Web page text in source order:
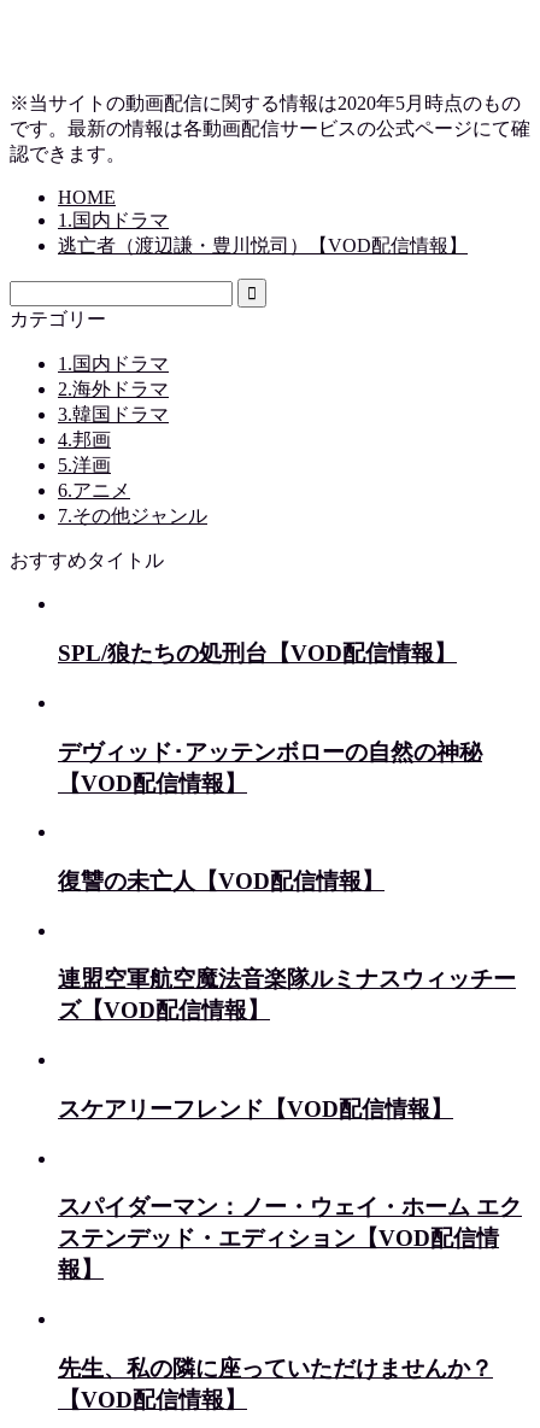
※当サイトの動画配信に関する情報は2020年5月時点のもの
です。最新の情報は各動画配信サービスの公式ページにて確
認できます。
HOME
1.国内ドラマ
逃亡者（渡辺謙・豊川悦司）【VOD配信情報】
カテゴリー
1.国内ドラマ
2.海外ドラマ
3.韓国ドラマ
4.邦画
5.洋画
6.アニメ
7.その他ジャンル
おすすめタイトル
SPL/狼たちの処刑台【VOD配信情報】
デヴィッド･アッテンボローの自然の神秘
【VOD配信情報】
復讐の未亡人【VOD配信情報】
連盟空軍航空魔法音楽隊ルミナスウィッチー
ズ【VOD配信情報】
スケアリーフレンド【VOD配信情報】
スパイダーマン：ノー・ウェイ・ホーム エク
ステンデッド・エディション【VOD配信情
報】
先生、私の隣に座っていただけませんか？
【VOD配信情報】